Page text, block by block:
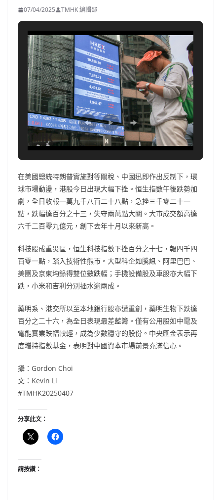
07/04/2025 TMHK 編輯部
在美國總統特朗普實施對等關稅、中國迅即作出反制下，環
球市場動盪，港股今日出現大幅下挫。恒生指數午後跌勢加
劇，全日收報一萬九千八百二十八點，急挫三千零二十一
點，跌幅達百分之十三，失守兩萬點大關。大市成交額高達
六千二百零九億元，創下去年十月以來新高。
科技股成重災區，恒生科技指數下挫百分之十七，報四千四
百零一點，踏入技術性熊市。大型科企如騰訊、阿里巴巴、
美團及京東均錄得雙位數跌幅；手機設備股及車股亦大幅下
跌，小米和吉利分別插水逾兩成。
藥明系、港交所以至本地銀行股亦遭重創，藥明生物下跌達
百分之二十六，為全日表現最差藍籌。僅有公用股如中電及
電能實業跌幅較輕，成為少數穩守的股份。中央匯金表示再
度增持指數基金，表明對中國資本市場前景充滿信心。
攝：Gordon Choi
文：Kevin Li
#TMHK20250407
分享此文：
請按讚：